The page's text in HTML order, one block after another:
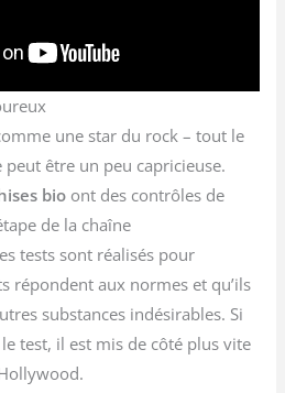
une star du rock – tout le
peut être un peu capricieuse.
bio ont des contrôles de
de la chaîne
tests sont réalisés pour
répondent aux normes et qu’ils
substances indésirables. Si
test, il est mis de côté plus vite